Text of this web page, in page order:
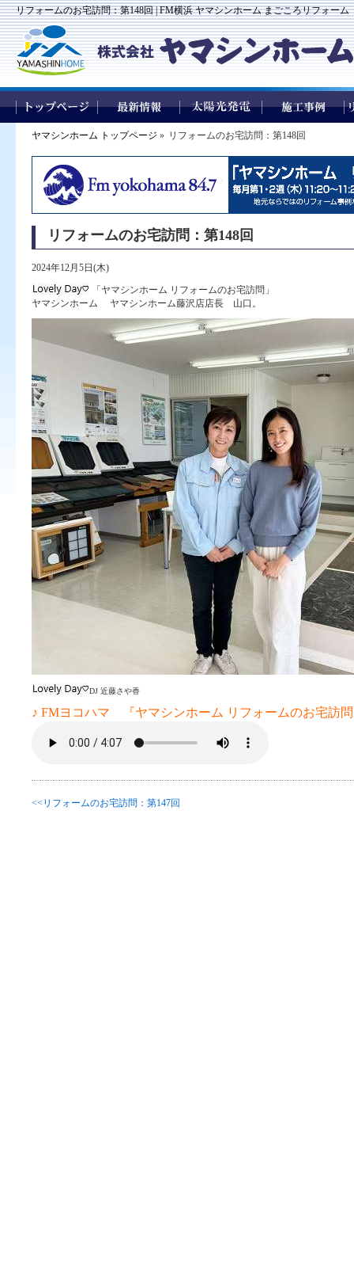
リフォームのお宅訪問：第148回 | FM横浜 ヤマシンホーム まごころリフォーム
ヤマシンホーム トップページ » リフォームのお宅訪問：第148回
リフォームのお宅訪問：第148回
2024年12月5日(木)
「ヤマシンホーム リフォームのお宅訪問」
ヤマシンホーム ヤマシンホーム藤沢店店長 山口。
DJ 近藤さや香
♪ FMヨコハマ 『ヤマシンホーム リフォームのお宅訪
<<リフォームのお宅訪問：第147回